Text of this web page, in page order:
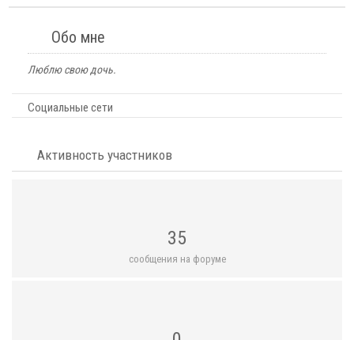
Обо мне
Люблю свою дочь.
Социальные сети
Активность участников
35
сообщения на форуме